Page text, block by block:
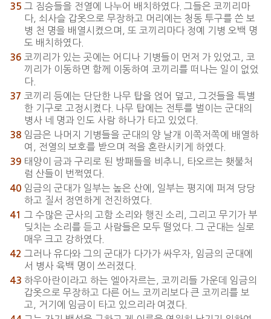
35 그 짐승들을 전열에 나누어 배치하였다. 그들은 코끼리마
다, 쇠사슬 갑옷으로 무장하고 머리에는 청동 투구를 쓴 보
병 천 명을 배열시켰으며, 또 코끼리마다 정예 기병 오백 명
도 배치하였다.
36 코끼리가 있는 곳에는 어디나 기병들이 먼저 가 있었고, 코
끼리가 이동하면 함께 이동하여 코끼리를 떠나는 일이 없었
다.
37 코끼리 등에는 단단한 나무 탑을 얹어 덮고, 그것들을 특별
한 기구로 고정시켰다. 나무 탑에는 전투를 벌이는 군대의
병사 네 명과 인도 사람 하나가 타고 있었다.
38 임금은 나머지 기병들을 군대의 양 날개 이쪽저쪽에 배열하
여, 전열의 보호를 받으며 적을 혼란시키게 하였다.
39 태양이 금과 구리로 된 방패들을 비추니, 타오르는 횃불처
럼 산들이 번쩍였다.
40 임금의 군대가 일부는 높은 산에, 일부는 평지에 퍼져 당당
하고 질서 정연하게 전진하였다.
41
그 수많은 군사의 고함 소리와 행진 소리, 그리고 무기가 부
딪치는 소리를 듣고 사람들은 모두 떨었다. 그 군대는 실로
매우 크고 강하였다.
42 그러나 유다와 그의 군대가 다가가 싸우자, 임금의 군대에
서 병사 육백 명이 쓰러졌다.
43 하우아란이라고 하는 엘아자르는, 코끼리들 가운데 임금의
갑옷으로 무장하고 다른 어느 코끼리보다 큰 코끼리를 보
고, 거기에 임금이 타고 있으리라 여겼다.